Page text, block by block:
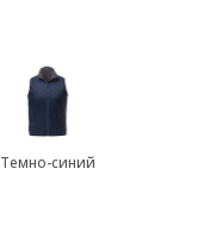
Темно-синий